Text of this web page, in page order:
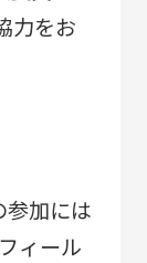
力をお
参加には
ィール